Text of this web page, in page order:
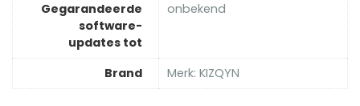
Gegarandeerde
software-
updates tot
‎onbekend
Brand Merk: KIZQYN